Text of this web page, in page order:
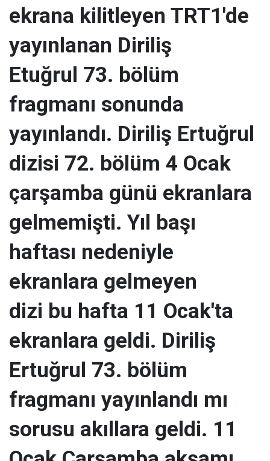
ekrana kilitleyen TRT1'de
yayınlanan Diriliş
Etuğrul 73. bölüm
fragmanı sonunda
yayınlandı. Diriliş Ertuğrul
dizisi 72. bölüm 4 Ocak
çarşamba günü ekranlara
gelmemişti. Yıl başı
haftası nedeniyle
ekranlara gelmeyen
dizi bu hafta 11 Ocak'ta
ekranlara geldi. Diriliş
Ertuğrul 73. bölüm
fragmanı yayınlandı mı
sorusu akıllara geldi. 11